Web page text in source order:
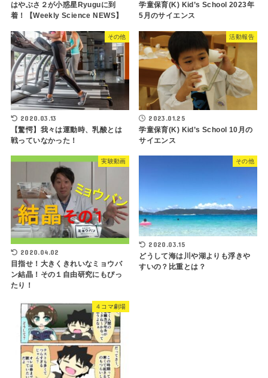
はやぶさ２が小惑星Ryuguに到
着！【Weekly Science NEWS】
学童保育(K) Kid’s School 2023年
5月のサイエンス
その他
2020.03.13
【驚愕】我々は運動時、乳酸とは
戦っていなかった！
活動報告
2023.01.25
学童保育(K) Kid’s School 10月の
サイエンス
実験動画
2020.04.02
目指せ！大きくきれいなミョウバ
ン結晶！その１自由研究にもぴっ
たり！
その他
2020.03.15
どうして海は川や湖よりも浮きや
すいの？比重とは？
４コマ劇場